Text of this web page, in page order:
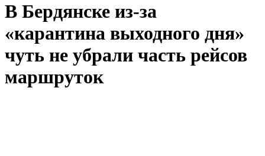
В Бердянске из-за
«карантина выходного дня»
чуть не убрали часть рейсов
маршруток